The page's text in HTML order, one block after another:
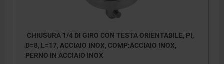
CHIUSURA 1/4 DI GIRO CON TESTA ORIENTABILE, PI,
D=8, L=17, ACCIAIO INOX, COMP:ACCIAIO INOX,
PERNO IN ACCIAIO INOX